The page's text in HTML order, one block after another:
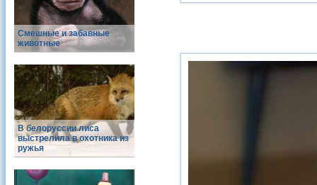
Смешные и забавные
животные
В белоруссии лиса
выстрелила в охотника из
ружья